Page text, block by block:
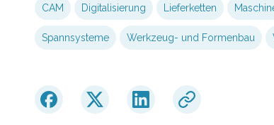
CAM Digitalisierung Lieferketten
Spannsysteme Werkzeug- und Formenbau